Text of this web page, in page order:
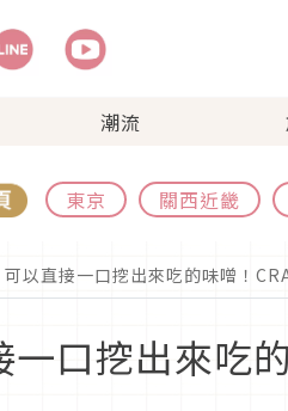
潮流
東京 關西近畿
可以直接一口挖出來吃的味噌！
一口挖出來吃